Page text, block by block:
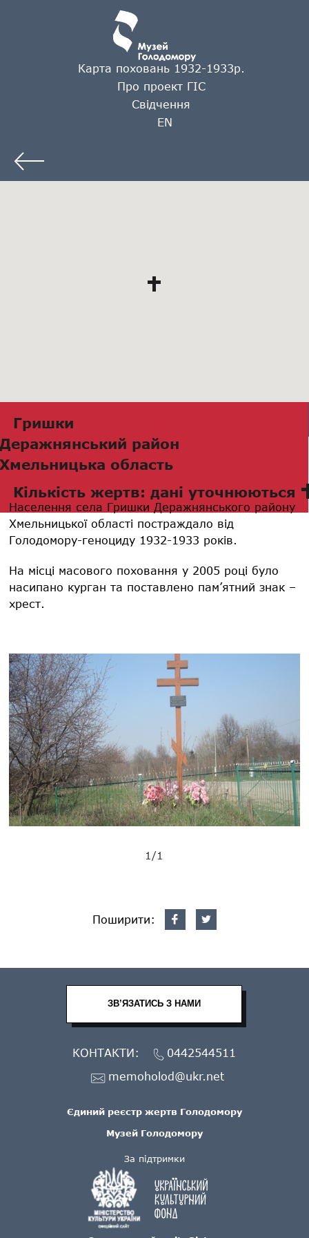
Карта поховань 1932-1933р.
Про проект ГІС
Свідчення
EN
Гришки
Деражнянський район
Хмельницька область
Кількість жертв: дані уточнюються
Населення села Гришки Деражнянського району
Хмельницької області постраждало від
Голодомору-геноциду 1932-1933 років.
На місці масового поховання у 2005 році було
насипано курган та поставлено пам’ятний знак –
хрест.
1/1
Поширити:
За підтримки
Єдиний реєстр жертв Голодомору
Музей Голодомору
ЗВ’ЯЗАТИСЬ З НАМИ
КОНТАКТИ:
0442544511
memoholod@ukr.net